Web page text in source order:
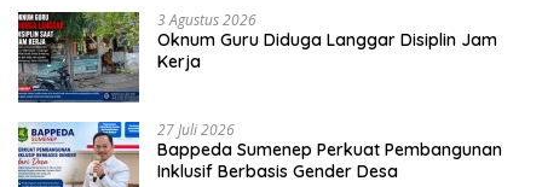
3 Agustus 2026
Oknum Guru Diduga Langgar Disiplin Jam
Kerja
27 Juli 2026
Bappeda Sumenep Perkuat Pembangunan
Inklusif Berbasis Gender Desa